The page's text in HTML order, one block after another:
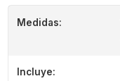
Medidas:
Incluye: